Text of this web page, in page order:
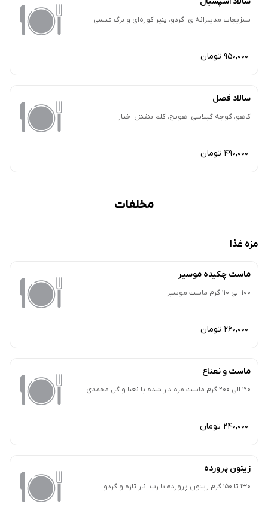
سبزیجات مدیترانه‌ای، گردو، پنیر کوزه‌ای و برگ قیسی
950,000 تومان
سالاد فصل
کاهو، گوجه گیلاسی، هویج، کلم بنفش، خیار
490,000 تومان
مخلفات
مزه غذا
ماست چکیده موسیر
100 الی 110 گرم ماست موسیر
260,000 تومان
ماست و نعناع
190 الی 200 گرم ماست مزه دار شده با نعنا و گل محمدی
240,000 تومان
زیتون پرورده
130 تا 150 گرم زیتون پرورده با رب انار تازه و گردو